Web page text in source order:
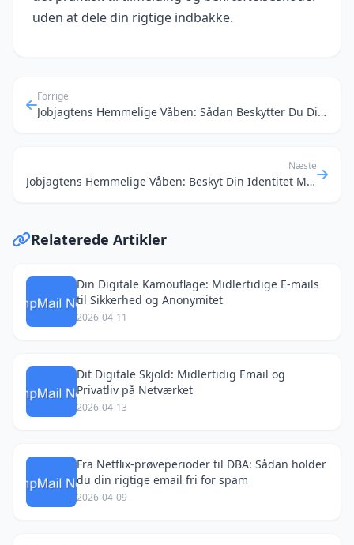
uden at dele din rigtige indbakke.
Forrige
Jobjagtens Hemmelige Våben: Sådan Beskytter Du Din Identitet Med Midlertidige E-mails
Næste
Jobjagtens Hemmelige Våben: Beskyt Din Identitet Med Midlertidige E-mails
Relaterede Artikler
Din Digitale Kamouflage: Midlertidige E-mails
til Sikkerhed og Anonymitet
2026-04-11
Dit Digitale Skjold: Midlertidig Email og
Privatliv på Netværket
2026-04-13
Fra Netflix-prøveperioder til DBA: Sådan holder
du din rigtige email fri for spam
2026-04-09